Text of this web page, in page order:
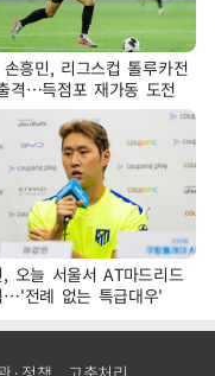
흥민, 리그스컵 톨루카전
격…득점포 재가동 도전
, 오늘 서울서 AT마드리드
…'전례 없는 특급대우'